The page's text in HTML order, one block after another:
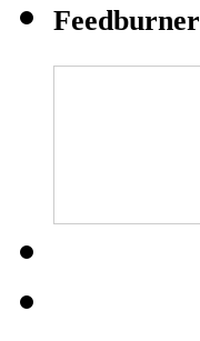
Feedburner